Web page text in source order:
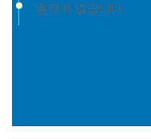
일정이 없습니다.